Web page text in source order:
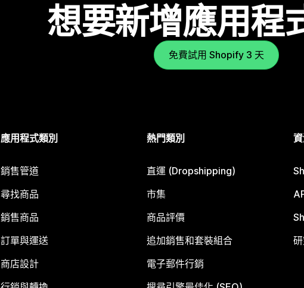
想要新增應用程
免費試用 Shopify 3 天
應用程式類別
銷售管道
尋找商品
銷售商品
訂單與運送
商店設計
熱門類別
直運 (Dropshipping)
市集
商品評價
追加銷售和套裝組合
電子郵件行銷